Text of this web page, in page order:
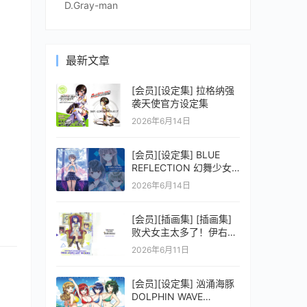
D.Gray-man
最新文章
[会员][设定集] 拉格纳强
袭天使官方设定集
2026年6月14日
[会员][设定集] BLUE
REFLECTION 幻舞少女
之剑公式ビジュアルコレ
2026年6月14日
[会员][插画集] [插画集]
败犬女主太多了！伊右群
ARTWORKS
2026年6月11日
[会员][设定集] 汹涌海豚
DOLPHIN WAVE